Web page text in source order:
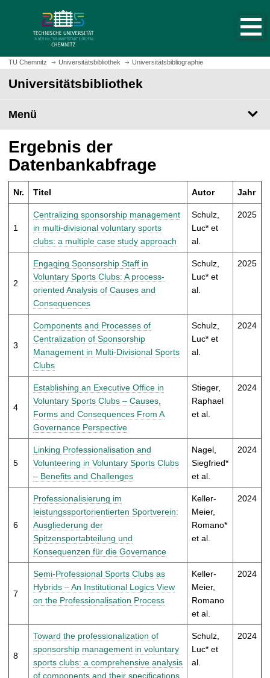
z
m
t
e
i
t
u
f
u
f
n
TU Chemnitz Universitätsbibliothek Universitätsbibliographie
Universitätsbibliothek
Menü
Ergebnis der
Datenbankabfrage
Nr. Titel Autor Jahr
1
Centralizing sponsorship management
in multi-divisional voluntary sports
clubs: a multiple case study approach
Schulz,
Luc* et
al.
2025
2
Engaging Sponsorship Staff in
Voluntary Sports Clubs: A process-
oriented Analysis of Causes and
Consequences
Schulz,
Luc* et
al.
2025
3
Components and Processes of
Centralization of Sponsorship
Management in Multi-Divisional Sports
Clubs
Schulz,
Luc* et
al.
2024
4
Establishing an Executive Office in
Voluntary Sports Clubs – Causes,
Forms and Consequences From A
Governance Perspective
Stieger,
Raphael
et al.
2024
5
Linking Professionalisation and
Volunteering in Voluntary Sports Clubs
– Benefits and Challenges
Nagel,
Siegfried*
et al.
2024
6
Professionalisierung im
leistungssportorientierten Sportverein:
Ausgliederung der
Spitzensportabteilung und
Konsequenzen für die Governance
Keller-
Meier,
Romano*
et al.
2024
7
Semi-Professional Sports Clubs as
Hybrids – An Institutional Logics View
on the Professionalisation Process
Keller-
Meier,
Romano
et al.
2024
8
Toward the professionalization of
sponsorship management in voluntary
sports clubs: a comprehensive analysis
of components and their specifications
Schulz,
Luc* et
al.
2024